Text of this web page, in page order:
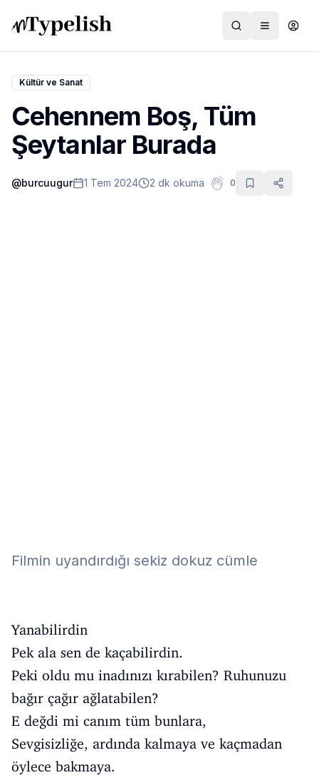
Dünya
Film ve Dizi
Kültür ve Sanat
Kültür ve Sanat
Cehennem Boş, Tüm
Şeytanlar Burada
@burcuugur 1 Tem 2024 2 dk okuma 0
Filmin uyandırdığı sekiz dokuz cümle
Yanabilirdin
Pek ala sen de kaçabilirdin.
Peki oldu mu inadınızı kırabilen? Ruhunuzu
bağır çağır ağlatabilen?
E değdi mi canım tüm bunlara,
Sevgisizliğe, ardında kalmaya ve kaçmadan
öylece bakmaya.